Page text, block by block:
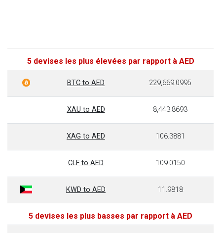
5 devises les plus élevées par rapport à AED
BTC to AED 229,669.0995
XAU to AED 8,443.8693
XAG to AED 106.3881
CLF to AED 109.0150
KWD to AED 11.9818
5 devises les plus basses par rapport à AED